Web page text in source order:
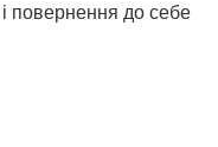
повернення до себе